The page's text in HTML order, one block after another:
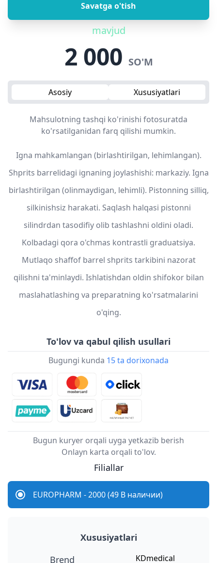
Savatga o'tish
mavjud
2 000 SO'M
Asosiy Xususiyatlari
Mahsulotning tashqi ko'rinishi fotosuratda
ko'rsatilganidan farq qilishi mumkin.
Igna mahkamlangan (birlashtirilgan, lehimlangan).
Shprits barrelidagi ignaning joylashishi: markaziy. Igna
birlashtirilgan (olinmaydigan, lehimli). Pistonning silliq,
silkinishsiz harakati. Saqlash halqasi pistonni
silindrdan tasodifiy olib tashlashni oldini oladi.
Kolbadagi qora o'chmas kontrastli graduatsiya.
Mutlaqo shaffof barrel shprits tarkibini nazorat
qilishni ta'minlaydi. Ishlatishdan oldin shifokor bilan
maslahatlashing va preparatning ko'rsatmalarini
o'qing.
To'lov va qabul qilish usullari
Bugungi kunda 15 ta dorixonada
Bugun kuryer orqali uyga yetkazib berish
Onlayn karta orqali to'lov.
Filiallar
EUROPHARM - 2000 (49 В наличии)
Xususiyatlari
Brend
KDmedical